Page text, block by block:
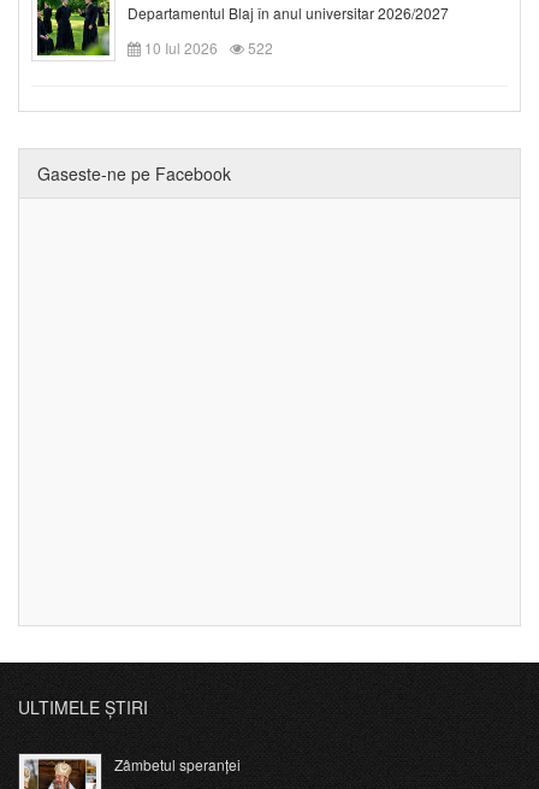
Departamentul Blaj în anul universitar 2026/2027
10 Iul 2026
522
Gaseste-ne pe Facebook
ULTIMELE ȘTIRI
Zâmbetul speranței